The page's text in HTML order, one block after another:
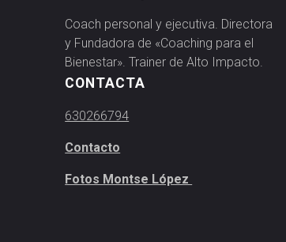
Coach personal y ejecutiva. Directora
y Fundadora de «Coaching para el
Bienestar». Trainer de Alto Impacto.
CONTACTA
630266794
Contacto
Fotos Montse López